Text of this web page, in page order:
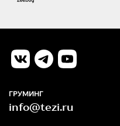
ГРУМИНГ
info@tezi.ru